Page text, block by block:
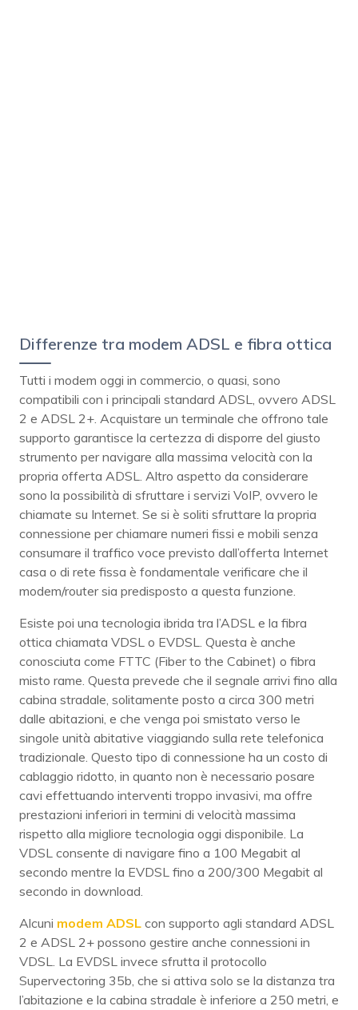
Differenze tra modem ADSL e fibra ottica
Tutti i modem oggi in commercio, o quasi, sono
compatibili con i principali standard ADSL, ovvero ADSL
2 e ADSL 2+. Acquistare un terminale che offrono tale
supporto garantisce la certezza di disporre del giusto
strumento per navigare alla massima velocità con la
propria offerta ADSL. Altro aspetto da considerare
sono la possibilità di sfruttare i servizi VoIP, ovvero le
chiamate su Internet. Se si è soliti sfruttare la propria
connessione per chiamare numeri fissi e mobili senza
consumare il traffico voce previsto dall’offerta Internet
casa o di rete fissa è fondamentale verificare che il
modem/router sia predisposto a questa funzione.
Esiste poi una tecnologia ibrida tra l’ADSL e la fibra
ottica chiamata VDSL o EVDSL. Questa è anche
conosciuta come FTTC (Fiber to the Cabinet) o fibra
misto rame. Questa prevede che il segnale arrivi fino alla
cabina stradale, solitamente posto a circa 300 metri
dalle abitazioni, e che venga poi smistato verso le
singole unità abitative viaggiando sulla rete telefonica
tradizionale. Questo tipo di connessione ha un costo di
cablaggio ridotto, in quanto non è necessario posare
cavi effettuando interventi troppo invasivi, ma offre
prestazioni inferiori in termini di velocità massima
rispetto alla migliore tecnologia oggi disponibile. La
VDSL consente di navigare fino a 100 Megabit al
secondo mentre la EVDSL fino a 200/300 Megabit al
secondo in download.
Alcuni modem ADSL con supporto agli standard ADSL
2 e ADSL 2+ possono gestire anche connessioni in
VDSL. La EVDSL invece sfrutta il protocollo
Supervectoring 35b, che si attiva solo se la distanza tra
l’abitazione e la cabina stradale è inferiore a 250 metri, e